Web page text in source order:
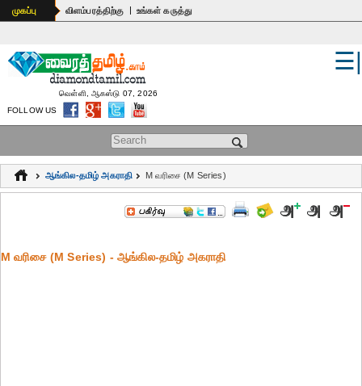
உலகம்
பொதுஅறிவு
கல்வி
ஆன்மிகம்
மருத்துவம்
முகப்பு விளம்பரத்திற்கு | உங்கள் கருத்து
Search form
☰|
வெள்ளி, ஆகஸ்டு 07, 2026
FOLLOW US
ஆங்கில-தமிழ் அகராதி M வரிசை (M Series)
M வரிசை (M Series) - ஆங்கில-தமிழ் அகராதி